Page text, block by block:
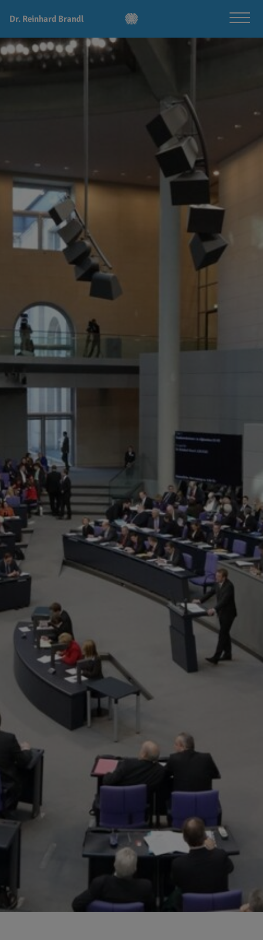
Dr. Reinhard Brandl